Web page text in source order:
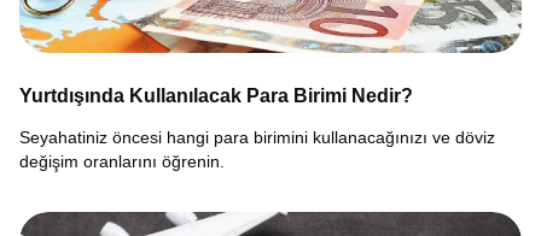
Yurtdışında Kullanılacak Para Birimi Nedir?
Seyahatiniz öncesi hangi para birimini kullanacağınızı ve döviz
değişim oranlarını öğrenin.